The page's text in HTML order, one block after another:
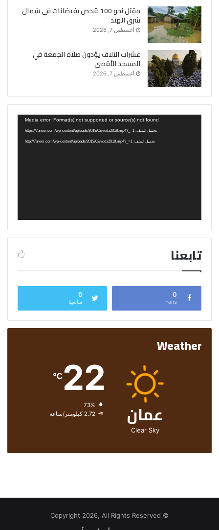
مقتل نحو 100 شخص بفيضانات في شمال
شرق الهند
أغسطس 7, 2026
عشرات الآلاف يؤدون صلاة الجمعة في
المسجد الأقصى
أغسطس 7, 2026
Media error: Format(s) not supported or source(s) not found
تحميل الملف: https://7areer.com/wp-content/uploads/2019/02/voda2018.mp4?_=1
تحميل الملف: http://7areer.com/wp-content/uploads/2019/02/voda2018.mp4?_=1
تابعنا
0
Fans
0
متابعينا
Weather
عمان
Clear Sky
22
℃
الرطوبة:
الرياح:
© Copyright 2026, All Rights Reserved